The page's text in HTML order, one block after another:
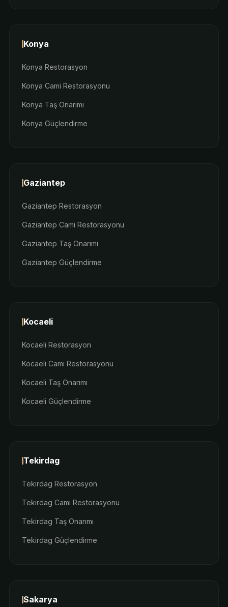
Konya
Konya Restorasyon
Konya Cami Restorasyonu
Konya Taş Onarımı
Konya Güçlendirme
Gaziantep
Gaziantep Restorasyon
Gaziantep Cami Restorasyonu
Gaziantep Taş Onarımı
Gaziantep Güçlendirme
Kocaeli
Kocaeli Restorasyon
Kocaeli Cami Restorasyonu
Kocaeli Taş Onarımı
Kocaeli Güçlendirme
Tekirdag
Tekirdag Restorasyon
Tekirdag Cami Restorasyonu
Tekirdag Taş Onarımı
Tekirdag Güçlendirme
Sakarya